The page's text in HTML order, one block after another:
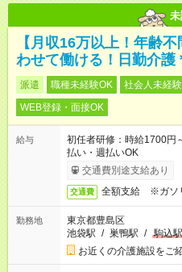
【月収16万以上！年齢
わせて働ける！日勤介護
派遣 職種未経験OK 社会人未経
WEB登録・面接OK
給与
初任者研修：時給1700
払い・週払いOK
交通費別途支給あり
交通費 全額支給 ※ガソ
勤務地
東京都豊島区
池袋駅 / 巣鴨駅 / 駒込駅
お近くの介護施設をご